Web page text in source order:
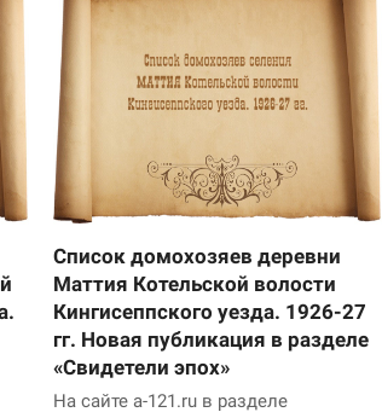
Список домохозяев деревни
Маттия Котельской волости
Кингисеппского уезда. 1926-27
гг. Новая публикация в разделе
«Свидетели эпох»
На сайте a-121.ru в разделе